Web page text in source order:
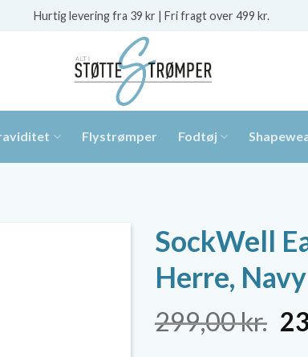
Hurtig levering fra 39 kr | Fri fragt over 499 kr.
Flystrømper Fodtøj
SockWell
Herre, Navy
299,00kr.